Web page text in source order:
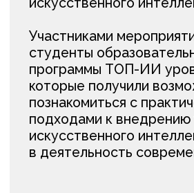
#проекты
#индустрия
#банк
Занятия
с индустриальными
партнерами